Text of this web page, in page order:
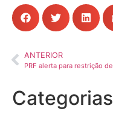
ANTERIOR
Categorias